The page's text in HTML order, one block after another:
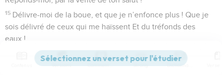
15 Délivre-moi de la boue, et que je n’enfonce plus ! Que je
sois délivré de ceux qui me haïssent Et du tréfonds des
eaux !
Que le courant de l’eau ne me submerge pas, Que la
profondeur ne m’engloutisse pas, Et que le puits ne se
Versions Commentaires Strong